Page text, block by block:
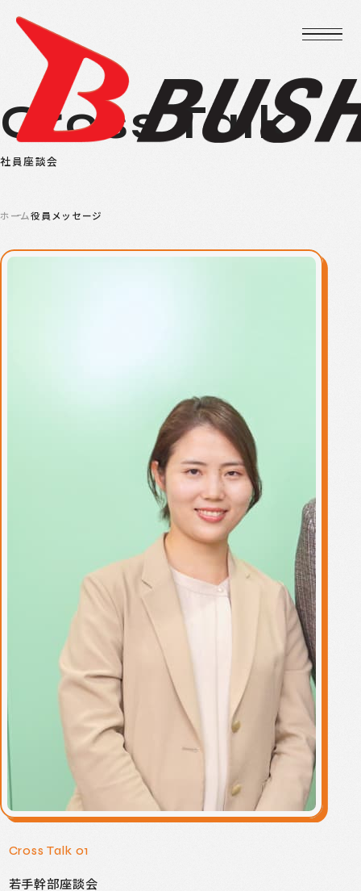
Cross Talk
社員座談会
ホーム役員メッセージ
Cross Talk 01
若手幹部座談会